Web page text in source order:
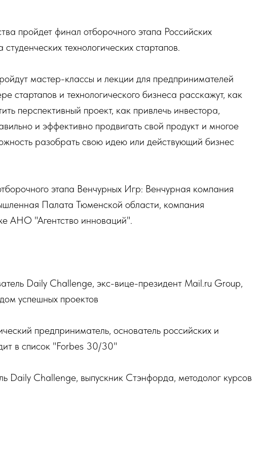
пройдет финал отборочного этапа Российских
технологических стартапов.
мастер-классы и лекции для предпринимателей
стартапов и технологического бизнеса расскажут, как
перспективный проект, как привлечь инвестора,
и эффективно продвигать свой продукт и многое
разобрать свою идею или действующий бизнес
этапа Венчурных Игр: Венчурная компания
Палата Тюменской области, компания
АНО "Агентство инноваций".
Daily Challenge, экс-вице-президент Mail.ru Group,
успешных проектов
предприниматель, основатель российских и
в список "Forbes 30/30"
Daily Challenge, выпускник Стэнфорда, методолог курсов